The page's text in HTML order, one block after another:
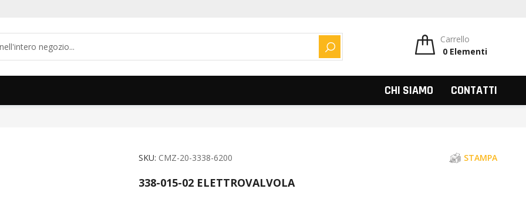
CERCA
Carrello
0 Elementi
CHI SIAMO CONTATTI
SKU CMZ-20-3338-6200 STAMPA
338-015-02 ELETTROVALVOLA